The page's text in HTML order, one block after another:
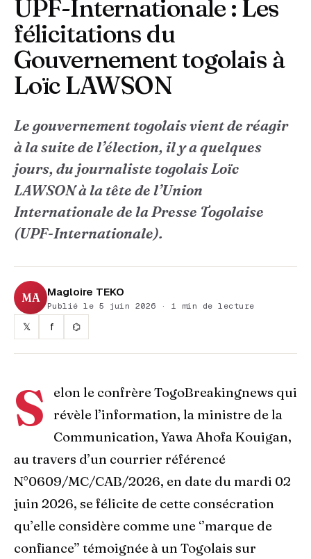
UPF-Internationale : Les
félicitations du
Gouvernement togolais à
Loïc LAWSON
Le gouvernement togolais vient de réagir
à la suite de l’élection, il y a quelques
jours, du journaliste togolais Loïc
LAWSON à la tête de l’Union
Internationale de la Presse Togolaise
(UPF-Internationale).
MA Magloire TEKO
Publié le 5 juin 2026 · 1 min de lecture
𝕏 f ⌬
S
elon le confrère TogoBreakingnews qui
révèle l’information, la ministre de la
Communication, Yawa Ahofa Kouigan,
au travers d’un courrier référencé
N°0609/MC/CAB/2026, en date du mardi 02
juin 2026, se félicite de cette consécration
qu’elle considère comme une ‘’marque de
confiance’’ témoignée à un Togolais sur